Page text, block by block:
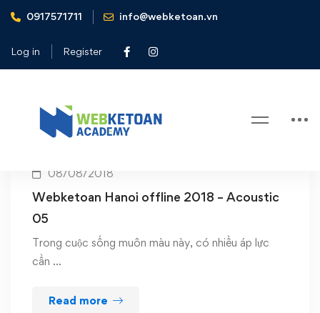
0917571711 info@webketoan.vn
Log in Register
Home Webketoan offline 2018
Tag: Webketoan offline 2018
08/08/2018
Webketoan Hanoi offline 2018 – Acoustic
05
Trong cuộc sống muôn màu này, có nhiều áp lực
cần …
Read more